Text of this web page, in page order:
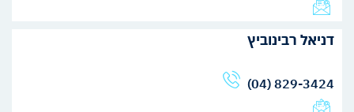
דניאל רבינוביץ
(04) 829-3424